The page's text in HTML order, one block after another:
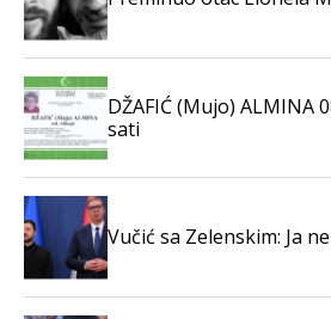
DŽAFIĆ (Mujo) ALMINA
sati
Vučić sa Zelenskim: Ja